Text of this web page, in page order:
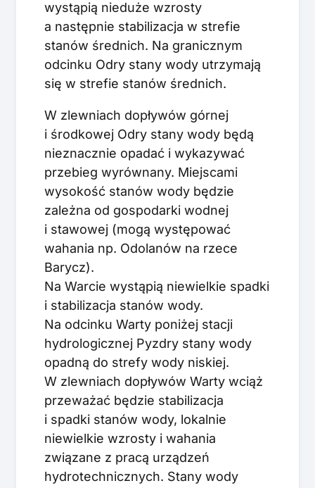
wystąpią nieduże wzrosty
a następnie stabilizacja w strefie
stanów średnich. Na granicznym
odcinku Odry stany wody utrzymają
się w strefie stanów średnich.
W zlewniach dopływów górnej
i środkowej Odry stany wody będą
nieznacznie opadać i wykazywać
przebieg wyrównany. Miejscami
wysokość stanów wody będzie
zależna od gospodarki wodnej
i stawowej (mogą występować
wahania np. Odolanów na rzece
Barycz).
Na Warcie wystąpią niewielkie spadki
i stabilizacja stanów wody.
Na odcinku Warty poniżej stacji
hydrologicznej Pyzdry stany wody
opadną do strefy wody niskiej.
W zlewniach dopływów Warty wciąż
przeważać będzie stabilizacja
i spadki stanów wody, lokalnie
niewielkie wzrosty i wahania
związane z pracą urządzeń
hydrotechnicznych. Stany wody